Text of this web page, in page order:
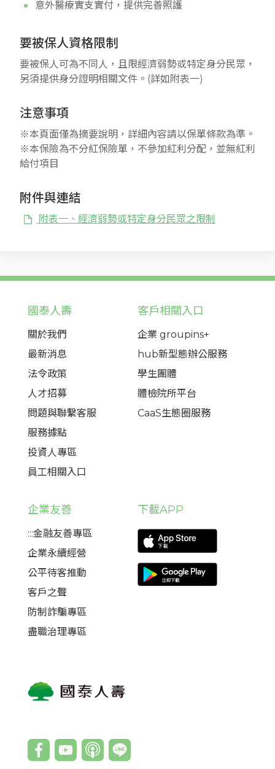
意外醫療實支實付，提供完善照護
要被保人資格限制
要被保人可為不同人，且限經濟弱勢或特定身分民眾，
另須提供身分證明相關文件。(詳如附表一)
注意事項
※本頁面僅為摘要說明，詳細內容請以保單條款為準。
※本保險為不分紅保險單，不參加紅利分配，並無紅利
給付項目
附件與連結
附表一、經濟弱勢或特定身分民眾之限制
國泰人壽
關於我們
最新消息
法令政策
人才招募
問題與聯繫客服
服務據點
投資人專區
員工相關入口
客戶相關入口
企業 groupins+
hub新型態辦公服務
學生團體
體檢院所平台
CaaS生態圈服務
企業友善
:::金融友善專區
企業永續經營
公平待客推動
客戶之聲
防制詐騙專區
盡職治理專區
下載APP